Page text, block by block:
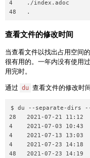
4    ./index.adoc
查看文件的修改时间
当查看文件以找出占用空间
很有用的。一年内没有使用
用完时。
通过 du 查看文件的修改时
$ du --separate-dirs
28   2021-07-21
4    2021-07-03 10:43
4    2021-07-13
4    2021-07-23 14:18